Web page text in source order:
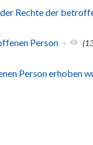
Rechte der
Person +
Person erhoben